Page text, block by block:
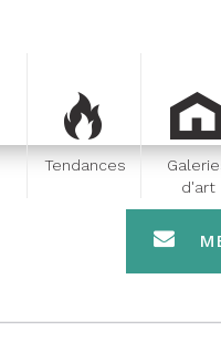
Tendances
d'art